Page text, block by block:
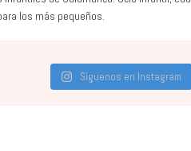
los más pequeños.
Síguenos en Instagram